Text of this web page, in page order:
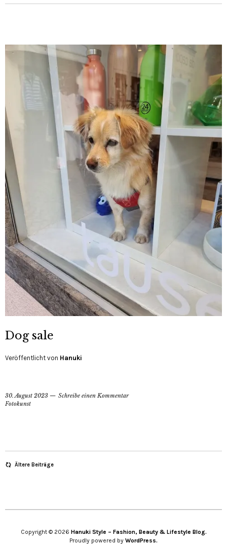
Dog sale
Veröffentlicht von Hanuki
30. August 2023
Schreibe einen Kommentar
Fotokunst
Ältere Beiträge
Copyright © 2026 Hanuki Style – Fashion, Beauty & Lifestyle Blog.
Proudly powered by WordPress.